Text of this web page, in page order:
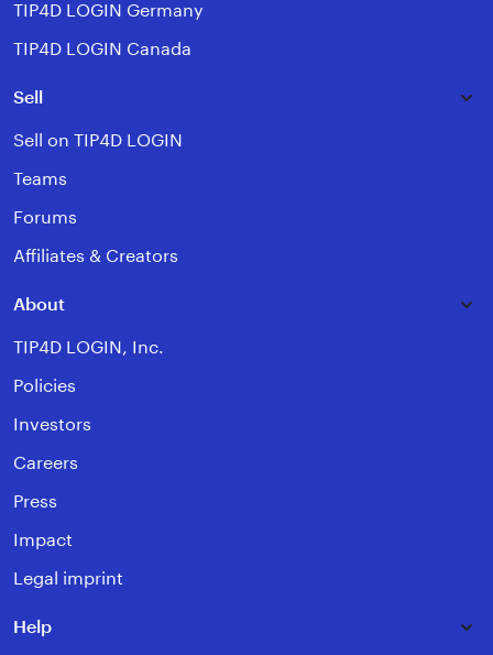
TIP4D LOGIN Germany
TIP4D LOGIN Canada
Sell
Sell on TIP4D LOGIN
Teams
Forums
Affiliates & Creators
About
TIP4D LOGIN, Inc.
Policies
Investors
Careers
Press
Impact
Legal imprint
Help